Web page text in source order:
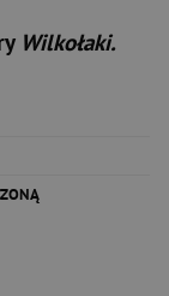
Wilkołaki.